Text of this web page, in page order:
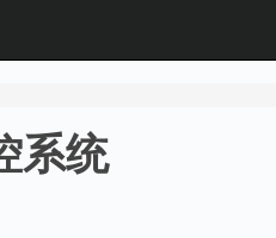
系统